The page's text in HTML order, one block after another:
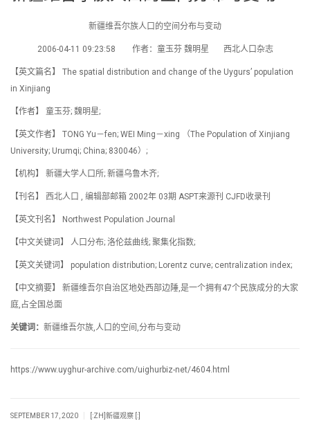
新疆维吾尔族人口的空间分布与变动
2006-04-11 09:23:58 作者：童玉芬 魏明星 西北人口杂志
【英文篇名】 The spatial distribution and change of the Uygurs’ population
in Xinjiang
【作者】 童玉芬; 魏明星;
【英文作者】 TONG Yu－fen; WEI Ming－xing （The Population of Xinjiang
University; Urumqi; China; 830046）;
【机构】 新疆大学人口所; 新疆乌鲁木齐;
【刊名】 西北人口 , 编辑部邮箱 2002年 03期 ASPT来源刊 CJFD收录刊
【英文刊名】 Northwest Population Journal
【中文关键词】 人口分布; 洛伦兹曲线; 聚集化指数;
【英文关键词】 population distribution; Lorentz curve; centralization index;
【中文摘要】 新疆维吾尔自治区地处西部边陲,是一个拥有47个民族成分的大家
庭,占全国总面
关键词： 新疆维吾尔族,人口的空间,分布与变动
https://www.uyghur-archive.com/uighurbiz-net/4604.html
SEPTEMBER 17, 2020 [:ZH]新疆观察 [:]